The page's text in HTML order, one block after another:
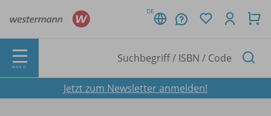
DE
MENÜ
Jetzt zum Newsletter anmelden!